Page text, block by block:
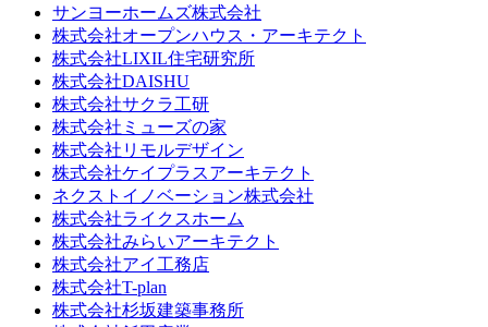
サンヨーホームズ株式会社
株式会社オープンハウス・アーキテクト
株式会社LIXIL住宅研究所
株式会社DAISHU
株式会社サクラ工研
株式会社ミューズの家
株式会社リモルデザイン
株式会社ケイプラスアーキテクト
ネクストイノベーション株式会社
株式会社ライクスホーム
株式会社みらいアーキテクト
株式会社アイ工務店
株式会社T-plan
株式会社杉坂建築事務所